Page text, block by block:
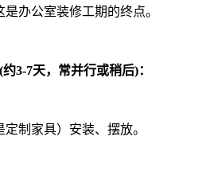
办公室装修工期的终点。
3-7天，常并行或稍后)：
制家具）安装、摆放。